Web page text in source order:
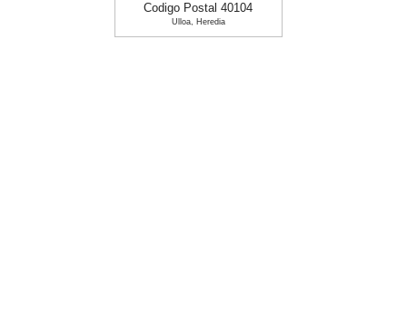
Codigo Postal 40104
Ulloa, Heredia